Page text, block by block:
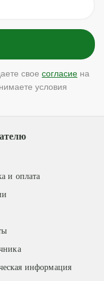
свое согласие на
условия
и оплата
информация